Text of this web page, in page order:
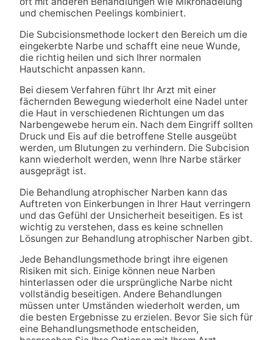
und chemischen Peelings kombiniert.
Die Subcisionsmethode lockert den Bereich um die
eingekerbte Narbe und schafft eine neue Wunde,
die richtig heilen und sich Ihrer normalen
Hautschicht anpassen kann.
Bei diesem Verfahren führt Ihr Arzt mit einer
fächernden Bewegung wiederholt eine Nadel unter
die Haut in verschiedenen Richtungen um das
Narbengewebe herum ein. Nach dem Eingriff sollten
Druck und Eis auf die betroffene Stelle ausgeübt
werden, um Blutungen zu verhindern. Die Subcision
kann wiederholt werden, wenn Ihre Narbe stärker
ausgeprägt ist.
Die Behandlung atrophischer Narben kann das
Auftreten von Einkerbungen in Ihrer Haut verringern
und das Gefühl der Unsicherheit beseitigen. Es ist
wichtig zu verstehen, dass es keine schnellen
Lösungen zur Behandlung atrophischer Narben gibt.
Jede Behandlungsmethode bringt ihre eigenen
Risiken mit sich. Einige können neue Narben
hinterlassen oder die ursprüngliche Narbe nicht
vollständig beseitigen. Andere Behandlungen
müssen unter Umständen wiederholt werden, um
die besten Ergebnisse zu erzielen. Bevor Sie sich für
eine Behandlungsmethode entscheiden,